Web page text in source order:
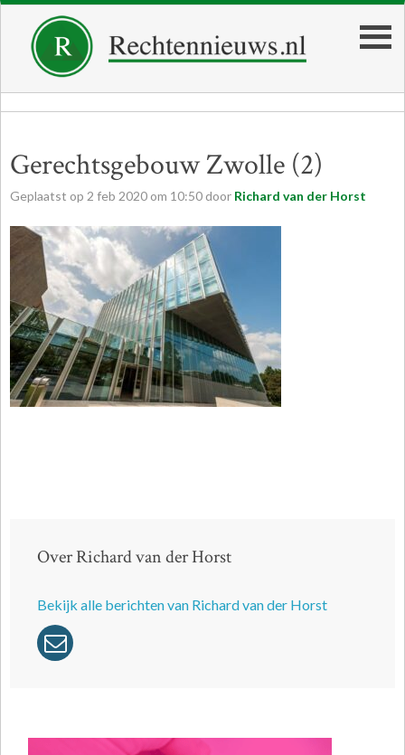
Gerechtsgebouw Zwolle (2)
Geplaatst op 2 feb 2020 om 10:50 door Richard van der Horst
Over Richard van der Horst
Bekijk alle berichten van Richard van der Horst